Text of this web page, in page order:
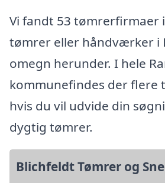
Vi fandt 53 tømrerfirmaer
tømrer eller håndværker i
omegn herunder. I hele
kommunefindes der flere
hvis du vil udvide din
dygtig tømrer.
Blichfeldt Tømrer og